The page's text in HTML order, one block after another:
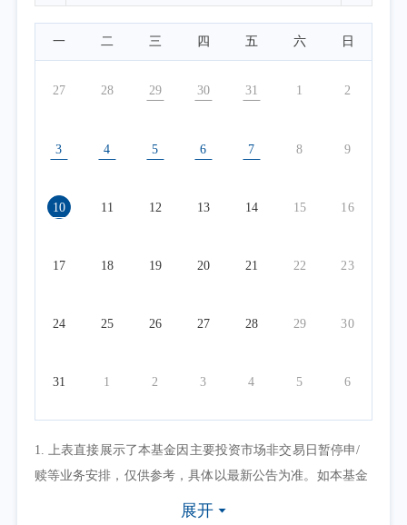
一 二 三 四 五 六 日
27 28 29 30 31 1 2
3 4 5 6 7 8 9
10 11 12 13 14 15 16
17 18 19 20 21 22 23
24 25 26 27 28 29 30
31 1 2 3 4 5 6
1. 上表直接展示了本基金因主要投资市场非交易日暂停申/
赎等业务安排，仅供参考，具体以最新公告为准。如本基金
因其他原因暂停申/赎等业务或有其他交易状态限制的，可点
展开